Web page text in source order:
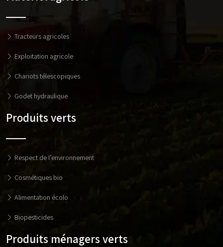
Tracteurs agricoles
Exploitation agricole
Chariots télescopiques
Godet hydraulique
Produits verts
Respect de l’environnement
Cosmétiques bio
Alimentation écolo
Biopesticides
Produits ménagers verts